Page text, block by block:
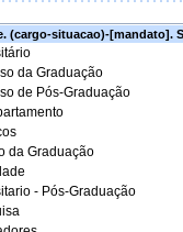
(cargo-situacao)-[mandato].
da Graduação
de Pós-Graduação
da Graduação
- Pós-Graduação